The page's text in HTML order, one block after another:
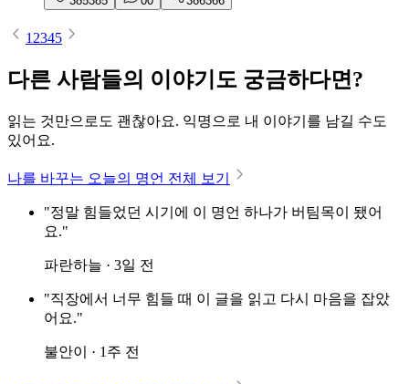
12345
다른 사람들의 이야기도 궁금하다면?
읽는 것만으로도 괜찮아요. 익명으로 내 이야기를 남길 수도
있어요.
나를 바꾸는 오늘의 명언 전체 보기
"정말 힘들었던 시기에 이 명언 하나가 버팀목이 됐어
요."
파란하늘 · 3일 전
"직장에서 너무 힘들 때 이 글을 읽고 다시 마음을 잡았
어요."
불안이 · 1주 전